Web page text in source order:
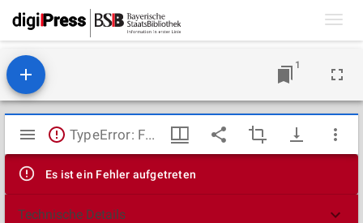
1
Mirador
Viewer
TypeError: Failed to fetch
Es ist ein Fehler aufgetreten
Technische Details